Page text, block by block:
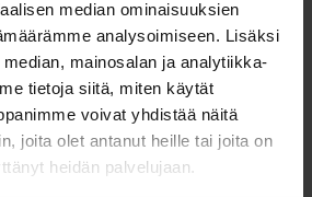
median ominaisuuksien
analysoimiseen. Lisäksi
mainosalan ja analytiikka-
tietoja siitä, miten käytät
voivat yhdistää näitä
joita olet antanut heille tai joita on
heidän palvelujaan.
jäsenyritysten
Kirjaudu sisään
Tietoa jäsenyydestä